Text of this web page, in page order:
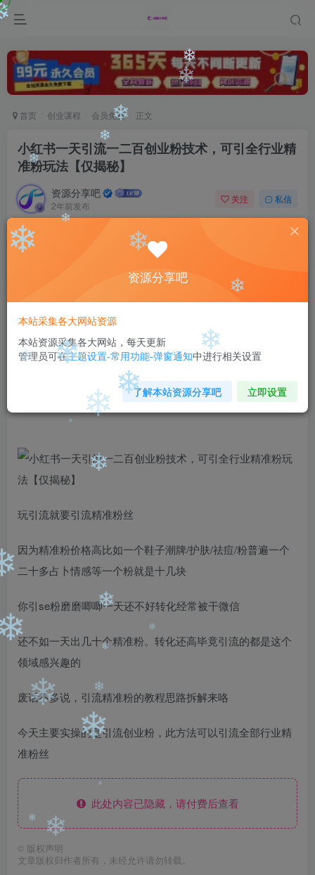
首页 创业课程 会员免费 正文
小红书一天引流一二百创业粉技术，可引全行业精
准粉玩法【仅揭秘】
资源分享吧
2年前发布
关注 私信
此内容为付费阅读，请付费后查看
9.9
黄金会员免费 钻石会员
您当前未登录！建议登陆后购买，可保存购买订单
玩引流就要引流精准粉丝
因为精准粉价格高比如一个鞋子潮牌/护肤/祛痘/粉普遍一个
二十多占卜情感等一个粉就是十几块
你引se粉磨磨唧唧一天还不好转化经常被干微信
还不如一天出几十个精准粉。转化还高毕竟引流的都是这个
领域感兴趣的
废话不多说，引流精准粉的教程思路拆解来咯
今天主要实操的是引流创业粉，此方法可以引流全部行业精
准粉丝
此处内容已隐藏，请付费后查看
© 版权声明
文章版权归作者所有，未经允许请勿转载。
资源分享吧
本站采集各大网站资源
本站资源采集各大网站，每天更新
管理员可在主题设置-常用功能-弹窗通知中进行相关设置
了解本站资源分享吧 立即设置
❄
❄ ❄
❄
❄ ❄
❄❄
❄
❄
❄
❄
❄
❄
❄
❄
❄
❄